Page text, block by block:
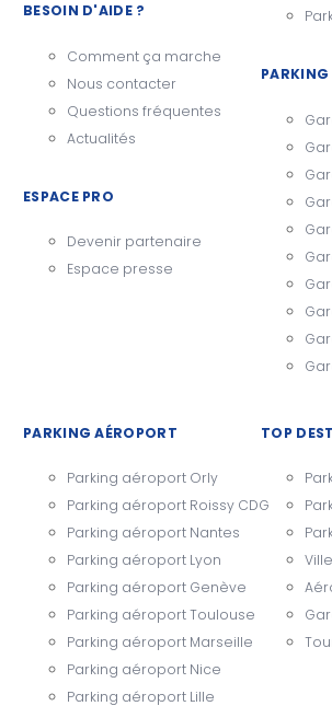
BESOIN D'AIDE ?
Comment ça marche
Nous contacter
Questions fréquentes
Actualités
ESPACE PRO
Devenir partenaire
Espace presse
PARKING
PARKING AÉROPORT
Parking aéroport Orly
Parking aéroport Roissy CDG
Parking aéroport Nantes
Parking aéroport Lyon
Parking aéroport Genève
Parking aéroport Toulouse
Parking aéroport Marseille
Parking aéroport Nice
Parking aéroport Lille
TOP